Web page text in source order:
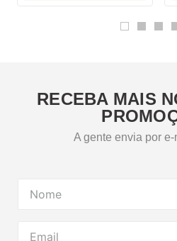
RECEBA MAIS
A gente envia por